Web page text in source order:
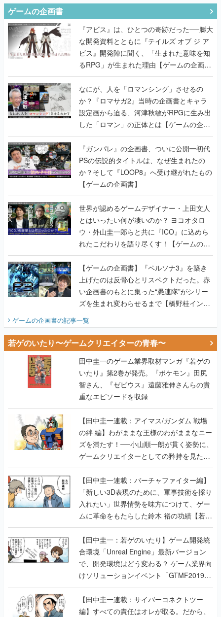
ゲームの企画書
『アビス』は、ひとつの奇跡だった──膨大
な開発資料とともに『テイルズ オブ ジ ア
ビス』開発陣に聞く、「生まれた意味を知
るRPG」が生まれた理由【ゲームの企画
書】
なにが、人を「ロマンシング」させるの
か？『ロマサガ2』当時の企画書とキャラ
設定画から迫る、河津秋敏がRPGに生み出
した「ロマン」の正体とは【ゲームの企画
書】
『ガンパレ』の企画書、ついに公開━初代
PSの伝説的タイトルは、なぜ生まれたの
か？そして『LOOP8』へ受け継がれたもの
【ゲームの企画書】
世界が認めるゲームデザイナー・上田文人
とはいったい何が凄いのか？ ヨコオタロ
ウ・外山圭一郎らと共に『ICO』に込めら
れたこだわりを語り尽くす！【ゲームの企
画書】
【ゲームの企画書】『ペルソナ3』を築き
上げたのは反骨心とリスペクトだった。赤
い企画書のもとに集った“愚連隊”がシリー
ズを生まれ変わらせるまで【橋野桂インタ
ゲームの企画書の記事一覧
若ゲのいたり〜ゲームクリエイターの青春〜
田中圭一のゲーム業界取材マンガ『若ゲの
いたり』第2巻が発売。『ポケモン』田尻
智さん、『ゼビウス』遠藤雅伸さんらの貴
重なエピソードを収録
【田中圭一連載：アイマス/ガンダム 戦場
の絆 編】わがままな王様のわがままなニー
ズを満たす！──小山順一朗が貫く姿勢に、
ゲームクリエイターとしての矜持を見た
【若ゲのいたり最終回】
【田中圭一連載：バーチャファイター編】
「新しい3D表現のために、軍事技術を採り
入れたい」世界情勢を味方につけて、ゲー
ムに革命をもたらした鈴木 裕の功績【若ゲ
のいたり】
【田中圭一：若ゲのいたり】ゲーム開発統
合環境「Unreal Engine」最新バージョン
で、開発環境はどう変わる？ ゲーム業界向
けソリューションイベント「GTMF2019」
に行って、より理解を深めよう【PR】
【田中圭一連載：サイバーコネクトツー
編】すべての責任はオレが取る。だから、